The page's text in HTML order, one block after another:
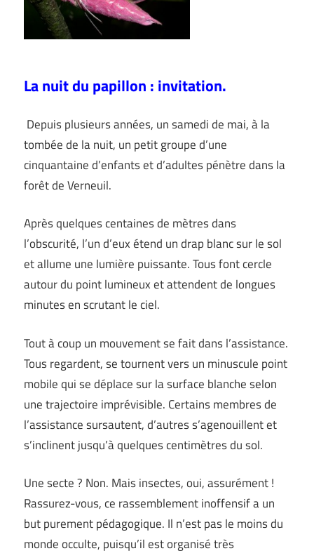
La nuit du papillon : invitation.
Depuis plusieurs années, un samedi de mai, à la
tombée de la nuit, un petit groupe d’une
cinquantaine d’enfants et d’adultes pénètre dans la
forêt de Verneuil.
Après quelques centaines de mètres dans
l’obscurité, l’un d’eux étend un drap blanc sur le sol
et allume une lumière puissante. Tous font cercle
autour du point lumineux et attendent de longues
minutes en scrutant le ciel.
Tout à coup un mouvement se fait dans l’assistance.
Tous regardent, se tournent vers un minuscule point
mobile qui se déplace sur la surface blanche selon
une trajectoire imprévisible. Certains membres de
l’assistance sursautent, d’autres s’agenouillent et
s’inclinent jusqu’à quelques centimètres du sol.
Une secte ? Non. Mais insectes, oui, assurément !
Rassurez-vous, ce rassemblement inoffensif a un
but purement pédagogique. Il n’est pas le moins du
monde occulte, puisqu’il est organisé très